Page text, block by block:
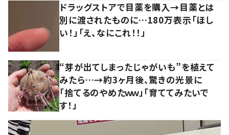
ドラッグストアで目薬を購入→目薬とは
別に渡されたものに…180万表示「ほし
い！」「え、なにこれ！！」
“芽が出てしまったじゃがいも”を植えて
みたら…→約3ヶ月後、驚きの光景に
「捨てるのやめたｗｗ」「育ててみたいで
す！」